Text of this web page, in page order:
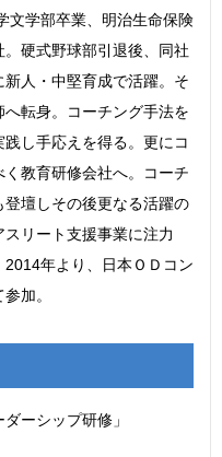
文学部卒業、明治生命保険
硬式野球部引退後、同社
人・中堅育成で活躍。そ
転身。コーチング手法を
し手応えを得る。更にコ
教育研修会社へ。コーチ
壇しその後更なる活躍の
リート支援事業に注力
年より、日本ＯＤコン
加。
ーシップ研修」